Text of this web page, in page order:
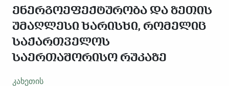
ენერგოეფექტურობა და ზეთის
უმაღლესი ხარისხი, რომელიც
საქართველოს
საერთაშორისო რუკაზე
კახეთის